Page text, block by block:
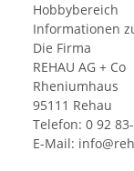
Hobbybereich
Informationen
Die Firma
REHAU AG + Co
Rheniumhaus
95111 Rehau
Telefon: 0 92
E-Mail: